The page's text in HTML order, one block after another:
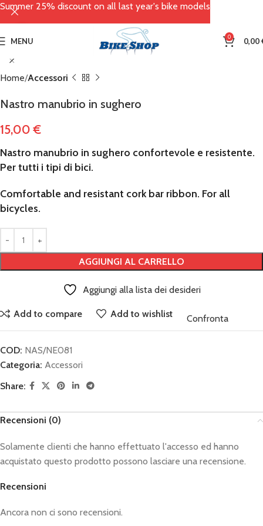
MENU 0 0,00
Home Accessori
Nastro manubrio in sughero
15,00€
Nastro manubrio in sughero confortevole e resistente.
Per tutti i tipi di bici.
Comfortable and resistant cork bar ribbon. For all
bicycles.
AGGIUNGI AL CARRELLO
Aggiungi alla lista dei desideri
Add to compare Add to wishlist Confronta
COD: NAS/NE081
Categoria: Accessori
Share:
Recensioni (0)
Recensioni
Ancora non ci sono recensioni.
Solamente clienti che hanno effettuato l'accesso ed hanno
acquistato questo prodotto possono lasciare una recensione.
Summer 25% discount on all last year's bike models